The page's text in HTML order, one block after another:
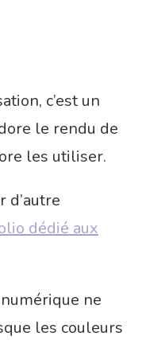
c’est un
le rendu de
les utiliser.
d’autre
dédié aux
ne
les couleurs